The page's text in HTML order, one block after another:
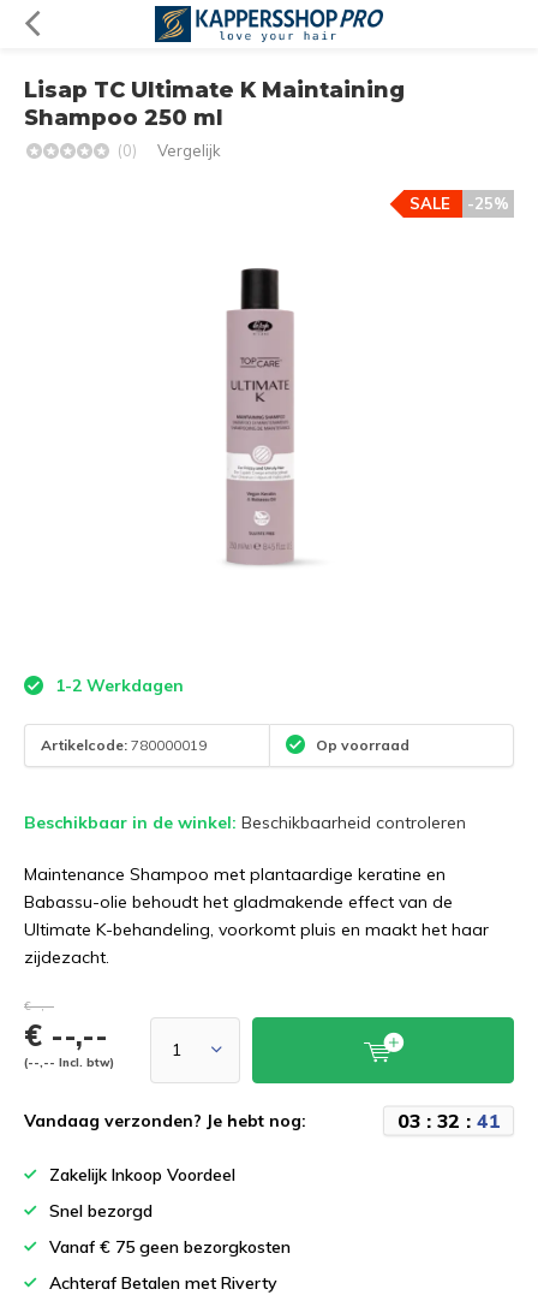
Lisap TC Ultimate K Maintaining
Shampoo 250 ml
(0) Vergelijk
-25%
SALE
1-2 Werkdagen
Artikelcode: 780000019 Op voorraad
Beschikbaar in de winkel: Beschikbaarheid controleren
Maintenance Shampoo met plantaardige keratine en
Babassu-olie behoudt het gladmakende effect van de
Ultimate K-behandeling, voorkomt pluis en maakt het haar
zijdezacht.
€--,--
€ --,--
(--,-- Incl. btw)
Vandaag verzonden? Je hebt nog: 03: 32 : 41
Zakelijk Inkoop Voordeel
Snel bezorgd
Vanaf € 75 geen bezorgkosten
Achteraf Betalen met Riverty